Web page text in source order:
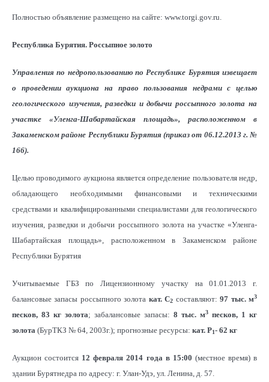
Полностью объявление размещено на сайте: www.torgi.gov.ru.
Республика Бурятия. Россыпное золото
Управления по недропользованию по Республике Бурятия извещает
о проведении аукциона на право пользования недрами с целью
геологического изучения, разведки и добычи россыпного золота на
участке «Уленга-Шабартайская площадь», расположенном в
Закаменском районе Республики Бурятия (приказ от 06.12.2013 г. №
166).
Целью проводимого аукциона является определение пользователя недр,
обладающего необходимыми финансовыми и техническими
средствами и квалифицированными специалистами для геологического
изучения, разведки и добычи россыпного золота на участке «Уленга-
Шабартайская площадь», расположенном в Закаменском районе
Республики Бурятия
Учитываемые ГБЗ по Лицензионному участку на 01.01.2013 г.
балансовые запасы россыпного золота кат. С2 составляют:97 тыс. м3
песков, 83 кг золота; забалансовые запасы: 8 тыс. м3 песков, 1 кг
золота (БурТКЗ № 64, 2003г.); прогнозные ресурсы: кат. Р1- 62 кг
Аукцион состоится 12 февраля 2014 года в 15:00 (местное время) в
здании Бурятнедра по адресу: г. Улан-Удэ, ул. Ленина, д. 57.